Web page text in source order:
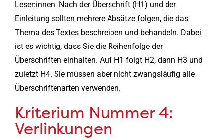
Leser:innen! Nach der Überschrift (H1) und der
Einleitung sollten mehrere Absätze folgen, die das
Thema des Textes beschreiben und behandeln. Dabei
ist es wichtig, dass Sie die Reihenfolge der
Überschriften einhalten. Auf H1 folgt H2, dann H3 und
zuletzt H4. Sie müssen aber nicht zwangsläufig alle
Überschriftenarten verwenden.
Kriterium Nummer 4:
Verlinkungen